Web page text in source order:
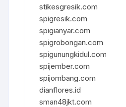
stikesgresik.com
spigresik.com
spigianyar.com
spigrobongan.com
spigunungkidul.com
spijember.com
spijombang.com
dianflores.id
sman48jkt.com